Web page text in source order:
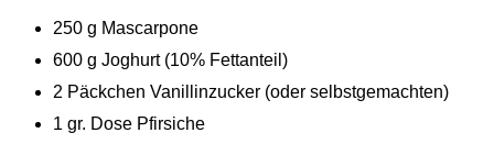
250 g Mascarpone
600 g Joghurt (10% Fettanteil)
2 Päckchen Vanillinzucker (oder selbstgemachten)
1 gr. Dose Pfirsiche